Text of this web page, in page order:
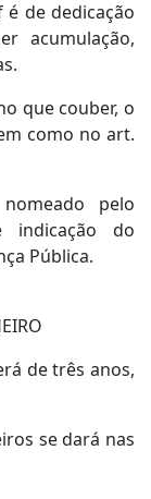
de dedicação
acumulação,
que couber, o
como no art.
pelo
indicação do
Pública.
de três anos,
se dará nas